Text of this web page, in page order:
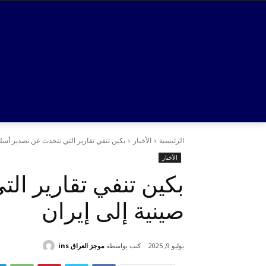
الرئيسية الأخبار بكين تنفي تقارير التي تتحدث عن تصدير
الأخبار
بكين تنفي تقارير
صينية إلى إيران
يوليو 9, 2025 كتب بواسطة موجز العراق ins